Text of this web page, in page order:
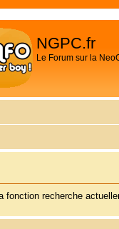
NGPC.fr
Le Forum sur la
fonction recherche